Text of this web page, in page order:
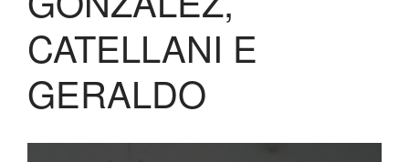
CATELLANI E
GERALDO